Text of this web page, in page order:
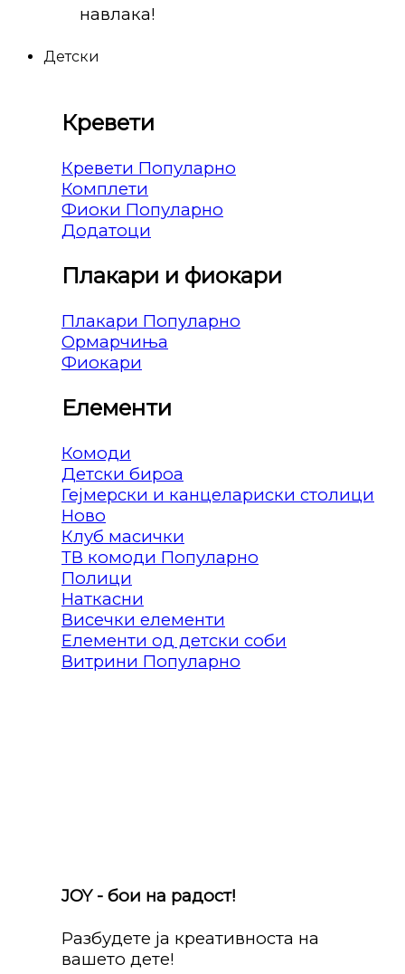
навлака!
Детски
Кревети
Кревети
Комплети
Фиоки
Додатоци
Плакари и фиокари
Плакари
Ормарчиња
Фиокари
Елементи
Комоди
Детски бироа
Гејмерски и канцелариски столици
Клуб масички
ТВ комоди
Полици
Наткасни
Висечки елементи
Елементи од детски соби
Витрини
JOY - бои на радост!
Разбудете ја креативноста на
вашето дете!